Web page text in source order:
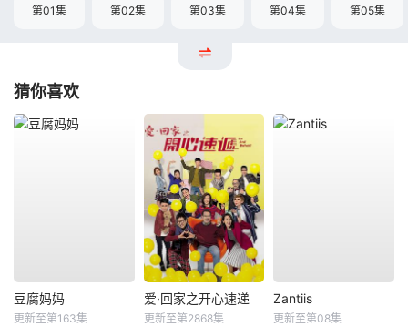
第01集 第02集 第03集 第04集 第05集
猜你喜欢
豆腐妈妈
更新至第163集
爱·回家之开心速递
更新至第2868集
Zantiis
更新至第08集